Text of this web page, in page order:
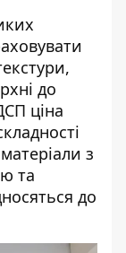
до
ціна
з
та
до